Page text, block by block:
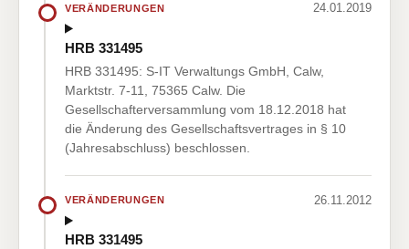
VERÄNDERUNGEN 24.01.2019
HRB 331495
HRB 331495: S-IT Verwaltungs GmbH, Calw,
Marktstr. 7-11, 75365 Calw. Die
Gesellschafterversammlung vom 18.12.2018 hat
die Änderung des Gesellschaftsvertrages in § 10
(Jahresabschluss) beschlossen.
VERÄNDERUNGEN 26.11.2012
HRB 331495